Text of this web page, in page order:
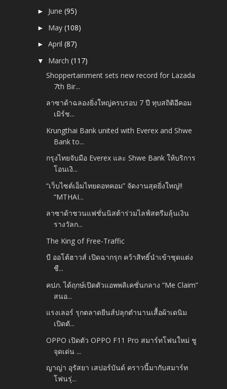
► June(95)
► May(108)
►April(87)
▼ March(117)
Shoppertainment sets new record for Lazada
7th Bir...
ลาซาด้าฉลองยิ่งใหญ่ครบรอบ 7 ปี ทุบสถิติอีคอม
เมิร์ช...
Krungthai Bank united with Everex and Shwe
Bank to...
กรุงไทยจับมือ Everex และ Shwe Bank ให้บริการ
โอนเงิ...
“เว็บไซต์เอ็มไทยดอทคอม” จัดงานสุดยิ่งใหญ่!!
“MTHAI...
ลาซาด้าชวนแฟชั่นนิสต้าร่วมไลฟ์สตรีมลุ้นเงิน
รางวัลก...
The King of Free-Traffic
บี ออโต้ฮาวส์ เปิดฉากรุก คว้าสิทธิ์นำเข้าชุดแต่ง
ชื...
คปภ. ได้ฤกษ์เปิดตัวแอพพลิเคชั่นกลาง “Me Claim”
สนอ...
แรงเลอร์ รุกตลาดยีนส์ปลุกตำนานเสื้อผ้าเดนิม
เปิดตั...
OPPO เปิดตัว OPPO F11 Pro สมาร์ทโฟนใหม่ ชู
จุดเด่น ...
ญาญ่า อุรัสยา เสปอร์บันด์ คราวนี้มากับสมาร์ท
โฟนรุ่...